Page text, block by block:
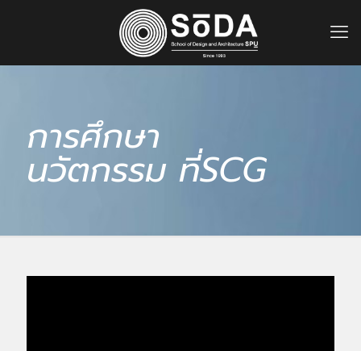
การศึกษา
นวัตกรรม ที่SCG